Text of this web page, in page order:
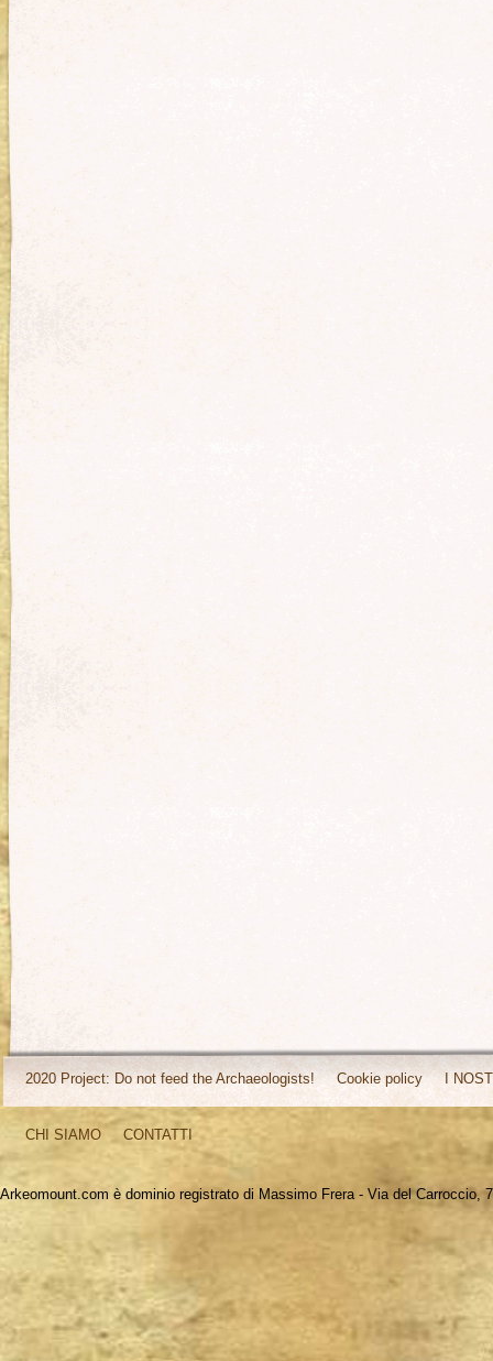
2020 Project: Do not feed the Archaeologists! Cookie policy I
CHI SIAMO CONTATTI
Arkeomount.com è dominio registrato di Massimo Frera - Via del